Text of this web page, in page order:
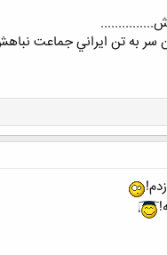
سر به تن ايراني جماعت